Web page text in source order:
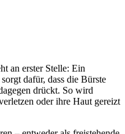
an erster Stelle: Ein
dafür, dass die Bürste
drückt. So wird
oder ihre Haut gereizt